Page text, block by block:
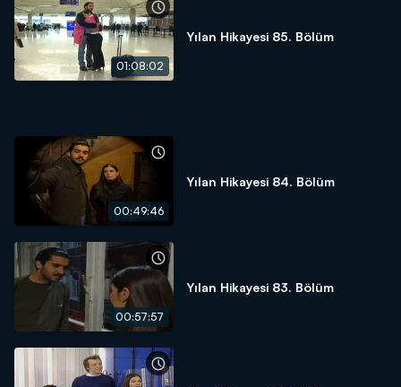
01:08:02
Yılan Hikayesi 85. Bölüm
00:49:46
Yılan Hikayesi 84. Bölüm
00:57:57
Yılan Hikayesi 83. Bölüm